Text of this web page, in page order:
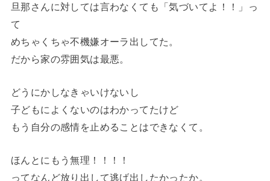
旦那さんに対しては言わなくても「気づいてよ！！」っ
て
めちゃくちゃ不機嫌オーラ出してた。
だから家の雰囲気は最悪。
どうにかしなきゃいけないし
子どもによくないのはわかってたけど
もう自分の感情を止めることはできなくて。
ほんとにもう無理！！！！
ってなんど放り出して逃げ出したかったか。